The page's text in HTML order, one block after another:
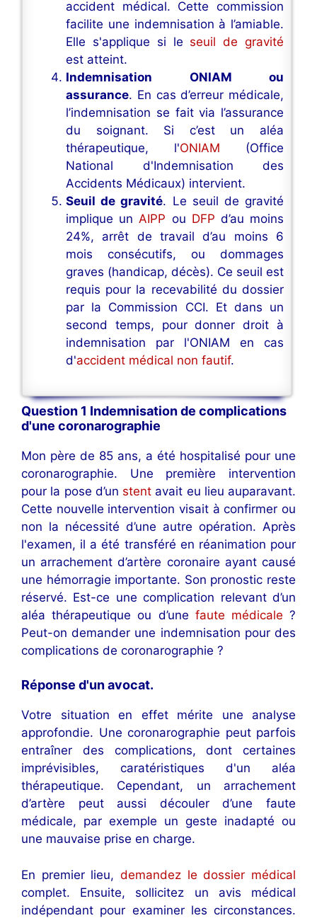
accident médical. Cette commission
facilite une indemnisation à l’amiable.
Elle s'applique si le seuil de gravité
est atteint.
Indemnisation ONIAM ou
assurance. En cas d’erreur médicale,
l’indemnisation se fait via l’assurance
du soignant. Si c’est un aléa
thérapeutique, l'ONIAM (Office
National d'Indemnisation des
Accidents Médicaux) intervient.
Seuil de gravité. Le seuil de gravité
implique unAIPP ou DFP d’au moins
24%, arrêt de travail d’au moins 6
mois consécutifs, ou dommages
graves (handicap, décès). Ce seuil est
requis pour la recevabilité du dossier
par la Commission CCI. Et dans un
second temps, pour donner droit à
indemnisation par l'ONIAM en cas
d'accident médical non fautif.
Question 1 Indemnisation de complications
d'une coronarographie
Mon père de 85 ans, a été hospitalisé pour une
coronarographie. Une première intervention
pour la pose d’un stent avait eu lieu auparavant.
Cette nouvelle intervention visait à confirmer ou
non la nécessité d’une autre opération. Après
l'examen, il a été transféré en réanimation pour
un arrachement d’artère coronaire ayant causé
une hémorragie importante. Son pronostic reste
réservé. Est-ce une complication relevant d’un
aléa thérapeutique ou d’une faute médicale ?
Peut-on demander une indemnisation pour des
complications de coronarographie ?
Réponse d'un avocat.
Votre situation en effet mérite une analyse
approfondie. Une coronarographie peut parfois
entraîner des complications, dont certaines
imprévisibles, caratéristiques d'un aléa
thérapeutique. Cependant, un arrachement
d’artère peut aussi découler d’une faute
médicale, par exemple un geste inadapté ou
une mauvaise prise en charge.
En premier lieu, demandez le dossier médical
complet. Ensuite, sollicitez un avis médical
indépendant pour examiner les circonstances.